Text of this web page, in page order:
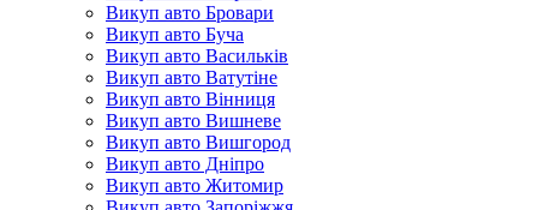
Викуп авто Бровари
Викуп авто Буча
Викуп авто Васильків
Викуп авто Ватутіне
Викуп авто Вінниця
Викуп авто Вишневе
Викуп авто Вишгород
Викуп авто Дніпро
Викуп авто Житомир